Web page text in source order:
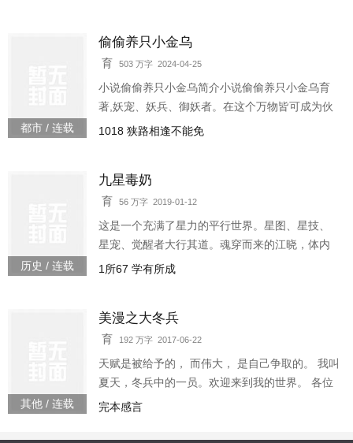
都市 / 连载
偷偷养只小金乌
育 503 万字 2024-04-25
小说偷偷养只小金乌简介小说偷偷养只小金乌育
著,妖宠、妖兵、御妖者。在这个万物皆可成为伙
伴的奇异世界里，杜愚看着手心里动了动翅膀的
作品九星毒奶九星之主，欢迎各位阅读。
1018 狭路相逢不能免
历史 / 连载
九星毒奶
育 56 万字 2019-01-12
这是一个充满了星力的平行世界。星图、星技、
星宠、觉醒者大行其道。魂穿而来的江晓，体内
蕴含着一张奇特的内视星图，成为一名稀有的医
入学的前一周开始。要从......那一巴掌开始说
起......**沉重的故事写累了，写点轻松搞笑的。****
已完结4本小说，500余万字，量大管饱，点击作
者名观看，欢迎品读。**
1所67 学有所成
其他 / 连载
美漫之大冬兵
育 192 万字 2017-06-22
天赋是被给予的， 而伟大， 是自己争取的。 我叫
夏天，冬兵中的一员。欢迎来到我的世界。 各位
书友要是觉得《美漫之大冬兵》还不错的话请不
完本感言